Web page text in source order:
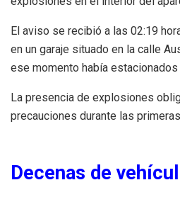
El aviso se recibió a las 02:19
en un garaje situado en la calle
ese momento había
La presencia de explosiones
precauciones durante las
Decenas de